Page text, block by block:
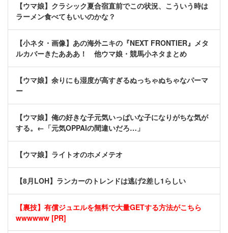
【ウマ娘】クラシック夏合宿直前でこの状況、こういう時は
ラーメン食べてもいいのかな？
【小ネタ・画像】あの海外ニキの『NEXT FRONTIER』メタ
ルカバーきたあああ！ 他ウマ娘・競馬小ネタまとめ
【ウマ娘】余りにも湿度が高すぎるぬっちゃぬちゃなパーマ
ー
【ウマ娘】俺の好きな子元気いっぱいな子になりがちな気が
する。←「元気OPPAIの間違いだろ…」
【ウマ娘】ライトオのホメメテオ
【8月LOH】ランカーのトレンドは逃げ2差し1らしい
【裏技】有償ジュエルを無料で大量GETする方法がこちら
wwwwww [PR]